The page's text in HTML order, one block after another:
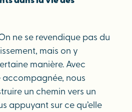
ne se revendique pas du
mais on y
manière. Avec
nous
un chemin vers un
appuyant sur ce qu’elle